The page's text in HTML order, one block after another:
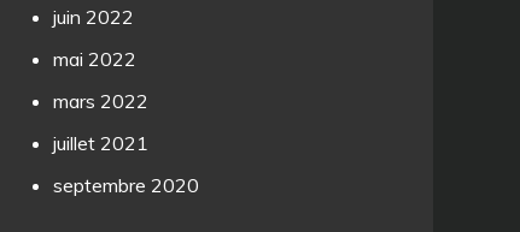
juin 2022
mai 2022
mars 2022
juillet 2021
septembre 2020